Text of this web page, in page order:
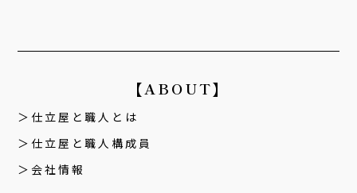
【ABOUT】
仕立屋と職人とは
仕立屋と職人構成員
会社情報